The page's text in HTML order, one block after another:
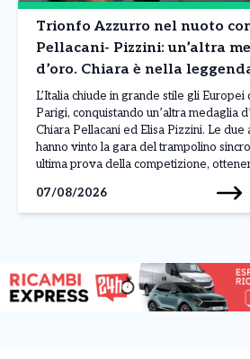
Trionfo Azzurro nel nuoto
Pellacani- Pizzini: un’altra
d’oro. Chiara è nella
L’Italia chiude in grande stile gli
Parigi, conquistando un’altra medaglia
Chiara Pellacani ed Elisa Pizzini. Le due
hanno vinto la gara del trampolino
ultima prova della competizione,
ucraine Ksenila Bochek […]
07/08/2026